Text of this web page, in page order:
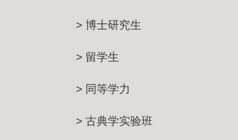
> 博士研究生
> 留学生
> 同等学力
> 古典学实验班